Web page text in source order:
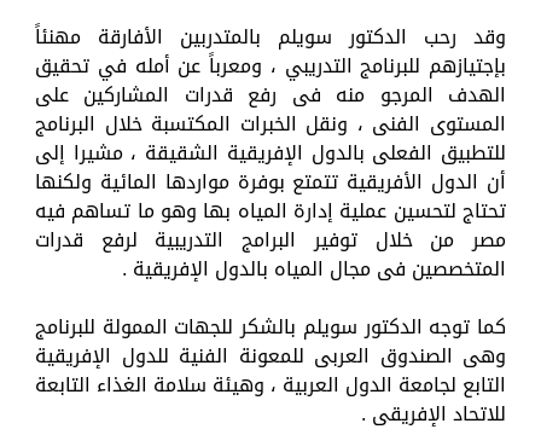
وقد رحب الدكتور سويلم بالمتدربين الأفارقة مهنئاً
بإجتيازهم للبرنامج التدريبي ، ومعرباً عن أمله في تحقيق
الهدف المرجو منه فى رفع قدرات المشاركين على
المستوى الفنى ، ونقل الخبرات المكتسبة خلال البرنامج
للتطبيق الفعلى بالدول الإفريقية الشقيقة ، مشيرا إلى
أن الدول الأفريقية تتمتع بوفرة مواردها المائية ولكنها
تحتاج لتحسين عملية إدارة المياه بها وهو ما تساهم فيه
مصر من خلال توفير البرامج التدريبية لرفع قدرات
المتخصصين فى مجال المياه بالدول الإفريقية .
كما توجه الدكتور سويلم بالشكر للجهات الممولة للبرنامج
وهى الصندوق العربى للمعونة الفنية للدول الإفريقية
التابع لجامعة الدول العربية ، وهيئة سلامة الغذاء التابعة
للاتحاد الإفريقى .